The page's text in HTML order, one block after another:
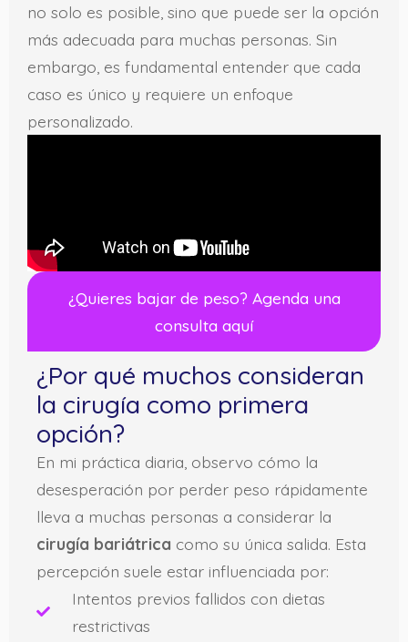
no solo es posible, sino que puede ser la opción
más adecuada para muchas personas. Sin
embargo, es fundamental entender que cada
caso es único y requiere un enfoque
personalizado.
¿Quieres bajar de peso? Agenda una
consulta aquí
¿Por qué muchos consideran
la cirugía como primera
opción?
En mi práctica diaria, observo cómo la
desesperación por perder peso rápidamente
lleva a muchas personas a considerar la
cirugía bariátrica como su única salida. Esta
percepción suele estar influenciada por:
Intentos previos fallidos con dietas
restrictivas